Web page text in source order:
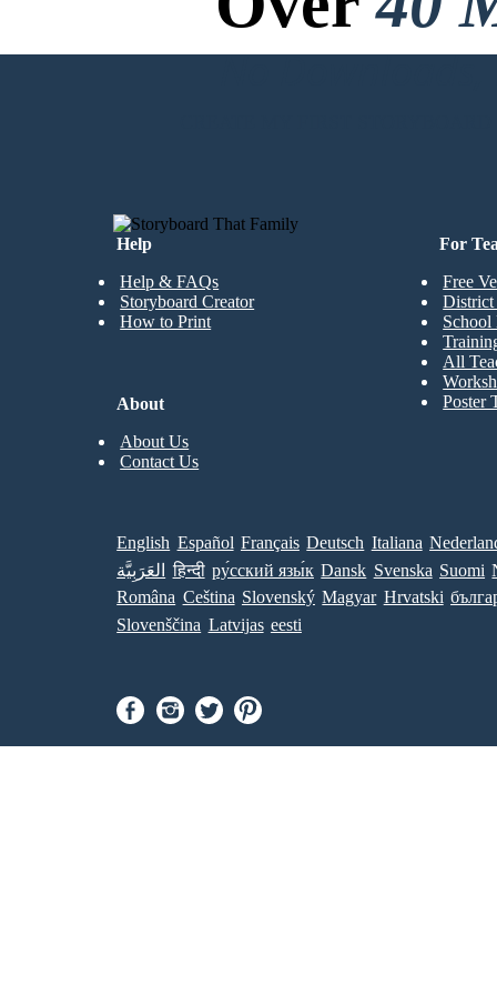
No
Help
Help & FAQs
Storyboard Creator
How to Print
For
Free
District
School
All
Poster
About
About Us
Contact Us
English Español Français Deutsch Italiana
العَرَبِيَّة
हिन्दी ру́сский язы́к Dansk Svenska Suomi
Româna Ceština Slovenský Magyar Hrvatski
Slovenščina Latvijas eesti